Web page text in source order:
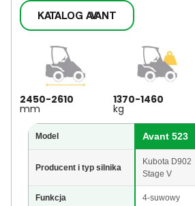
KATALOG AVANT
2450-2610
mm
1370-1460
kg
Model Avant 523
Producent i typ silnika
Kubota D902
Stage V
Funkcja 4-suwowy